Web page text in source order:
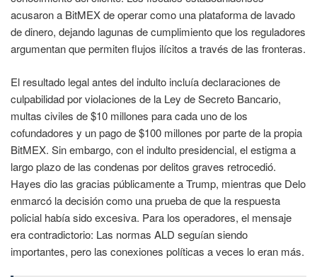
acusaron a BitMEX de operar como una plataforma de lavado
de dinero, dejando lagunas de cumplimiento que los reguladores
argumentan que permiten flujos ilícitos a través de las fronteras.
El resultado legal antes del indulto incluía declaraciones de
culpabilidad por violaciones de la Ley de Secreto Bancario,
multas civiles de $10 millones para cada uno de los
cofundadores y un pago de $100 millones por parte de la propia
BitMEX. Sin embargo, con el indulto presidencial, el estigma a
largo plazo de las condenas por delitos graves retrocedió.
Hayes dio las gracias públicamente a Trump, mientras que Delo
enmarcó la decisión como una prueba de que la respuesta
policial había sido excesiva. Para los operadores, el mensaje
era contradictorio: Las normas ALD seguían siendo
importantes, pero las conexiones políticas a veces lo eran más.